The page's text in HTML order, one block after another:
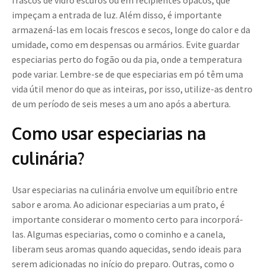
impeçam a entrada de luz. Além disso, é importante
armazená-las em locais frescos e secos, longe do calor e da
umidade, como em despensas ou armários. Evite guardar
especiarias perto do fogão ou da pia, onde a temperatura
pode variar. Lembre-se de que especiarias em pó têm uma
vida útil menor do que as inteiras, por isso, utilize-as dentro
de um período de seis meses a um ano após a abertura.
Como usar especiarias na
culinária?
Usar especiarias na culinária envolve um equilíbrio entre
sabor e aroma. Ao adicionar especiarias a um prato, é
importante considerar o momento certo para incorporá-
las. Algumas especiarias, como o cominho e a canela,
liberam seus aromas quando aquecidas, sendo ideais para
serem adicionadas no início do preparo. Outras, como o